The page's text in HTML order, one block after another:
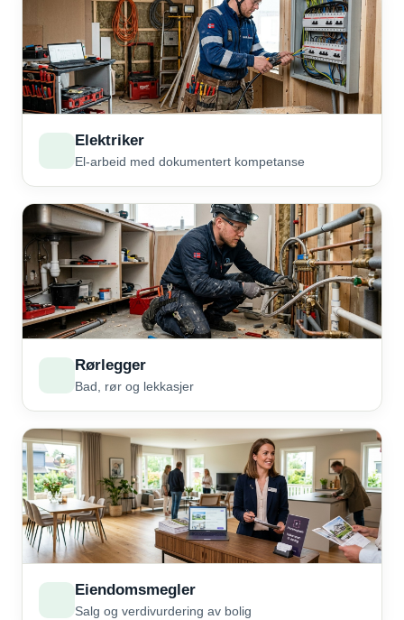
Elektriker
El-arbeid med dokumentert kompetanse
Rørlegger
Bad, rør og lekkasjer
Eiendomsmegler
Salg og verdivurdering av bolig